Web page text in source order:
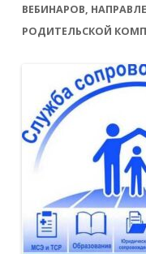
ВЕБИНАРОВ,
РОДИТЕЛЬСКОЙ